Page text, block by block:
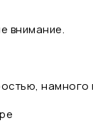
внимание.